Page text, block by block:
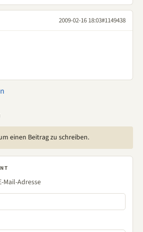
2009-02-16 18:03#1149438
einen Beitrag zu schreiben.
Mail-Adresse